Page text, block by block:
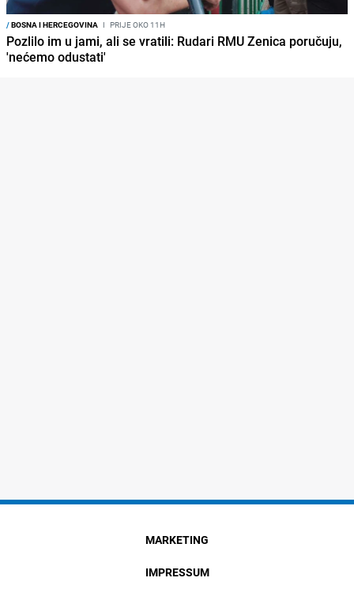
/BOSNA I HERCEGOVINA I PRIJE OKO 11H
Pozlilo im u jami, ali se vratili: Rudari RMU Zenica poručuju,
'nećemo odustati'
MARKETING
IMPRESSUM